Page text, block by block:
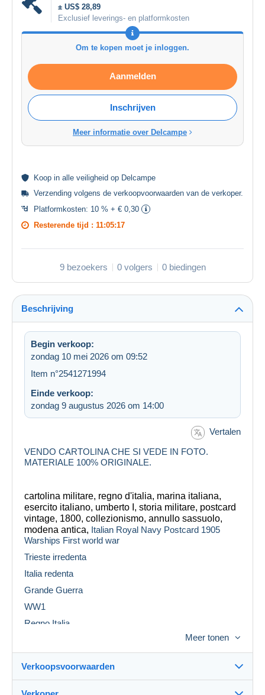
± US$ 28,89
Exclusief leverings- en platformkosten
Om te kopen moet je inloggen.
Aanmelden
Inschrijven
Meer informatie over Delcampe
Koop in alle veiligheid op Delcampe
Verzending volgens de verkoopvoorwaarden van de verkoper.
Platformkosten: 10 % + € 0,30
Resterende tijd : 11:05:16
9 bezoekers 0 volgers 0 biedingen
Beschrijving
Begin verkoop:
zondag 10 mei 2026 om 09:52
Item n°2541271994
Einde verkoop:
zondag 9 augustus 2026 om 14:00
Vertalen
VENDO CARTOLINA CHE SI VEDE IN FOTO.
MATERIALE 100% ORIGINALE.
cartolina militare, regno d'italia, marina italiana,
esercito italiano, umberto I, storia militare, postcard
vintage, 1800, collezionismo, annullo sassuolo,
modena antica, Italian Royal Navy Postcard 1905
Warships First world war
Trieste irredenta
Italia redenta
Grande Guerra
WW1
Regno Italia
Venezia Giulia
militaria
irredentismo italiano
Meer tonen
Verkoopsvoorwaarden